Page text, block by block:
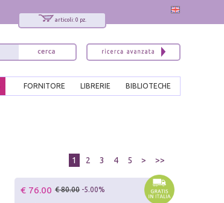
articoli: 0 pz.
BIBLIOTECHE
LIBRERIE
FORNITORE
1 2 3 4 5 > >>
€ 76.00 € 80.00 -5.00%